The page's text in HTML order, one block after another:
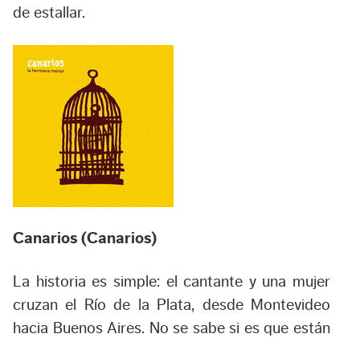
de estallar.
Canarios (Canarios)
La historia es simple: el cantante y una mujer
cruzan el Río de la Plata, desde Montevideo
hacia Buenos Aires. No se sabe si es que están